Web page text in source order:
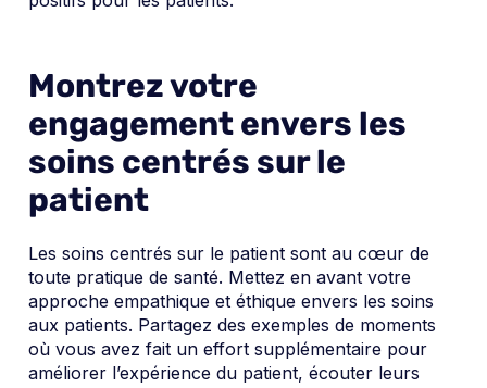
Montrez votre
engagement envers les
soins centrés sur le
patient
Les soins centrés sur le patient sont au cœur de
toute pratique de santé. Mettez en avant votre
approche empathique et éthique envers les soins
aux patients. Partagez des exemples de moments
où vous avez fait un effort supplémentaire pour
améliorer l’expérience du patient, écouter leurs